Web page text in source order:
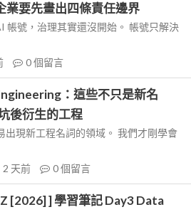
業要先畫出四條責任邊界
帳號，治理其實還沒開始。 帳號只解決
0個留言
：這些不只是新名
後衍生的工程
現新工程名詞的領域。 我們才剛學會
2 天前 0個留言
[2026] ] 學習筆記 Day3 Data